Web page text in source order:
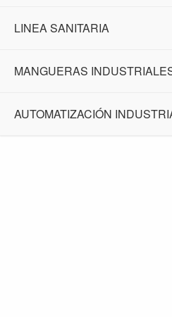
LINEA SANITARIA
MANGUERAS
AUTOMATIZACIÓN